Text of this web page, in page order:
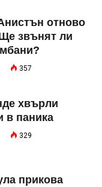
отново
звънят ли
357
хвърли
в паника
329
прикова